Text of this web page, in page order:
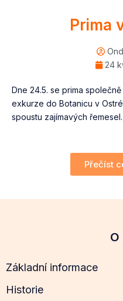
Prima
24
Dne 24.5. se prima
exkurze do Botanicu v
spoustu zajímavých
Přečíst
O
Základní informace
Historie